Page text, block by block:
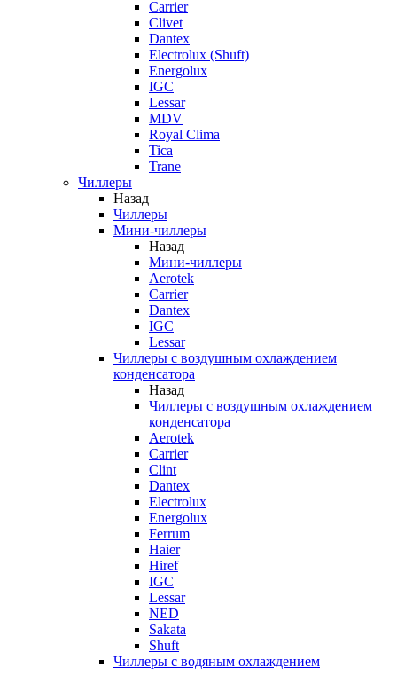
Carrier
Clivet
Dantex
Electrolux (Shuft)
Energolux
IGC
Lessar
MDV
Royal Clima
Tica
Trane
Чиллеры
Назад
Чиллеры
Мини-чиллеры
Назад
Мини-чиллеры
Aerotek
Carrier
Dantex
IGC
Lessar
Чиллеры с воздушным охлаждением
конденсатора
Назад
Чиллеры с воздушным охлаждением
конденсатора
Aerotek
Carrier
Clint
Dantex
Electrolux
Energolux
Ferrum
Haier
Hiref
IGC
Lessar
NED
Sakata
Shuft
Чиллеры с водяным охлаждением